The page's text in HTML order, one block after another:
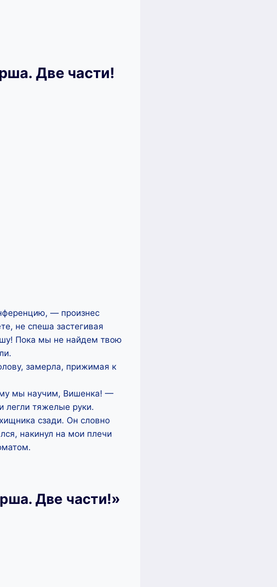
Две части!
— произнес
не спеша застегивая
Пока мы не найдем твою
замерла, прижимая к
мы научим, Вишенка! —
легли тяжелые руки.
сзади. Он словно
накинул на мои плечи
Две части!»